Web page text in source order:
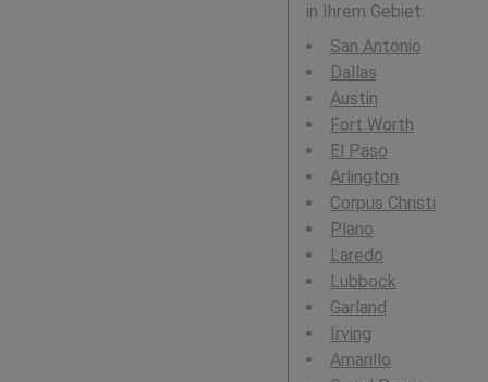
in Ihrem Gebiet:
San Antonio
Dallas
Austin
Fort Worth
El Paso
Arlington
Corpus Christi
Plano
Laredo
Lubbock
Garland
Irving
Amarillo